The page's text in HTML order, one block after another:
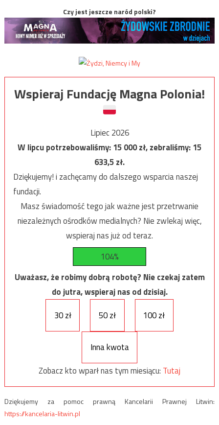
Czy jest jeszcze naród polski?
Wspieraj Fundację Magna Polonia!
Lipiec 2026
W lipcu potrzebowaliśmy:15 000zł, zebraliśmy:15
633,5zł.
Dziękujemy! i zachęcamy do dalszego wsparcia naszej
fundacji.
Masz świadomość tego jak ważne jest przetrwanie
niezależnych ośrodków medialnych? Nie zwlekaj więc,
wspieraj nas już od teraz.
104%
Uważasz, że robimy dobrą robotę? Nie czekaj zatem
do jutra, wspieraj nas od dzisiaj.
30 zł
50 zł 100 zł
Inna kwota
Zobacz kto wparł nas tym miesiącu: Tutaj
Dziękujemy za pomoc prawną Kancelarii Prawnej Litwin:
https://kancelaria-litwin.pl